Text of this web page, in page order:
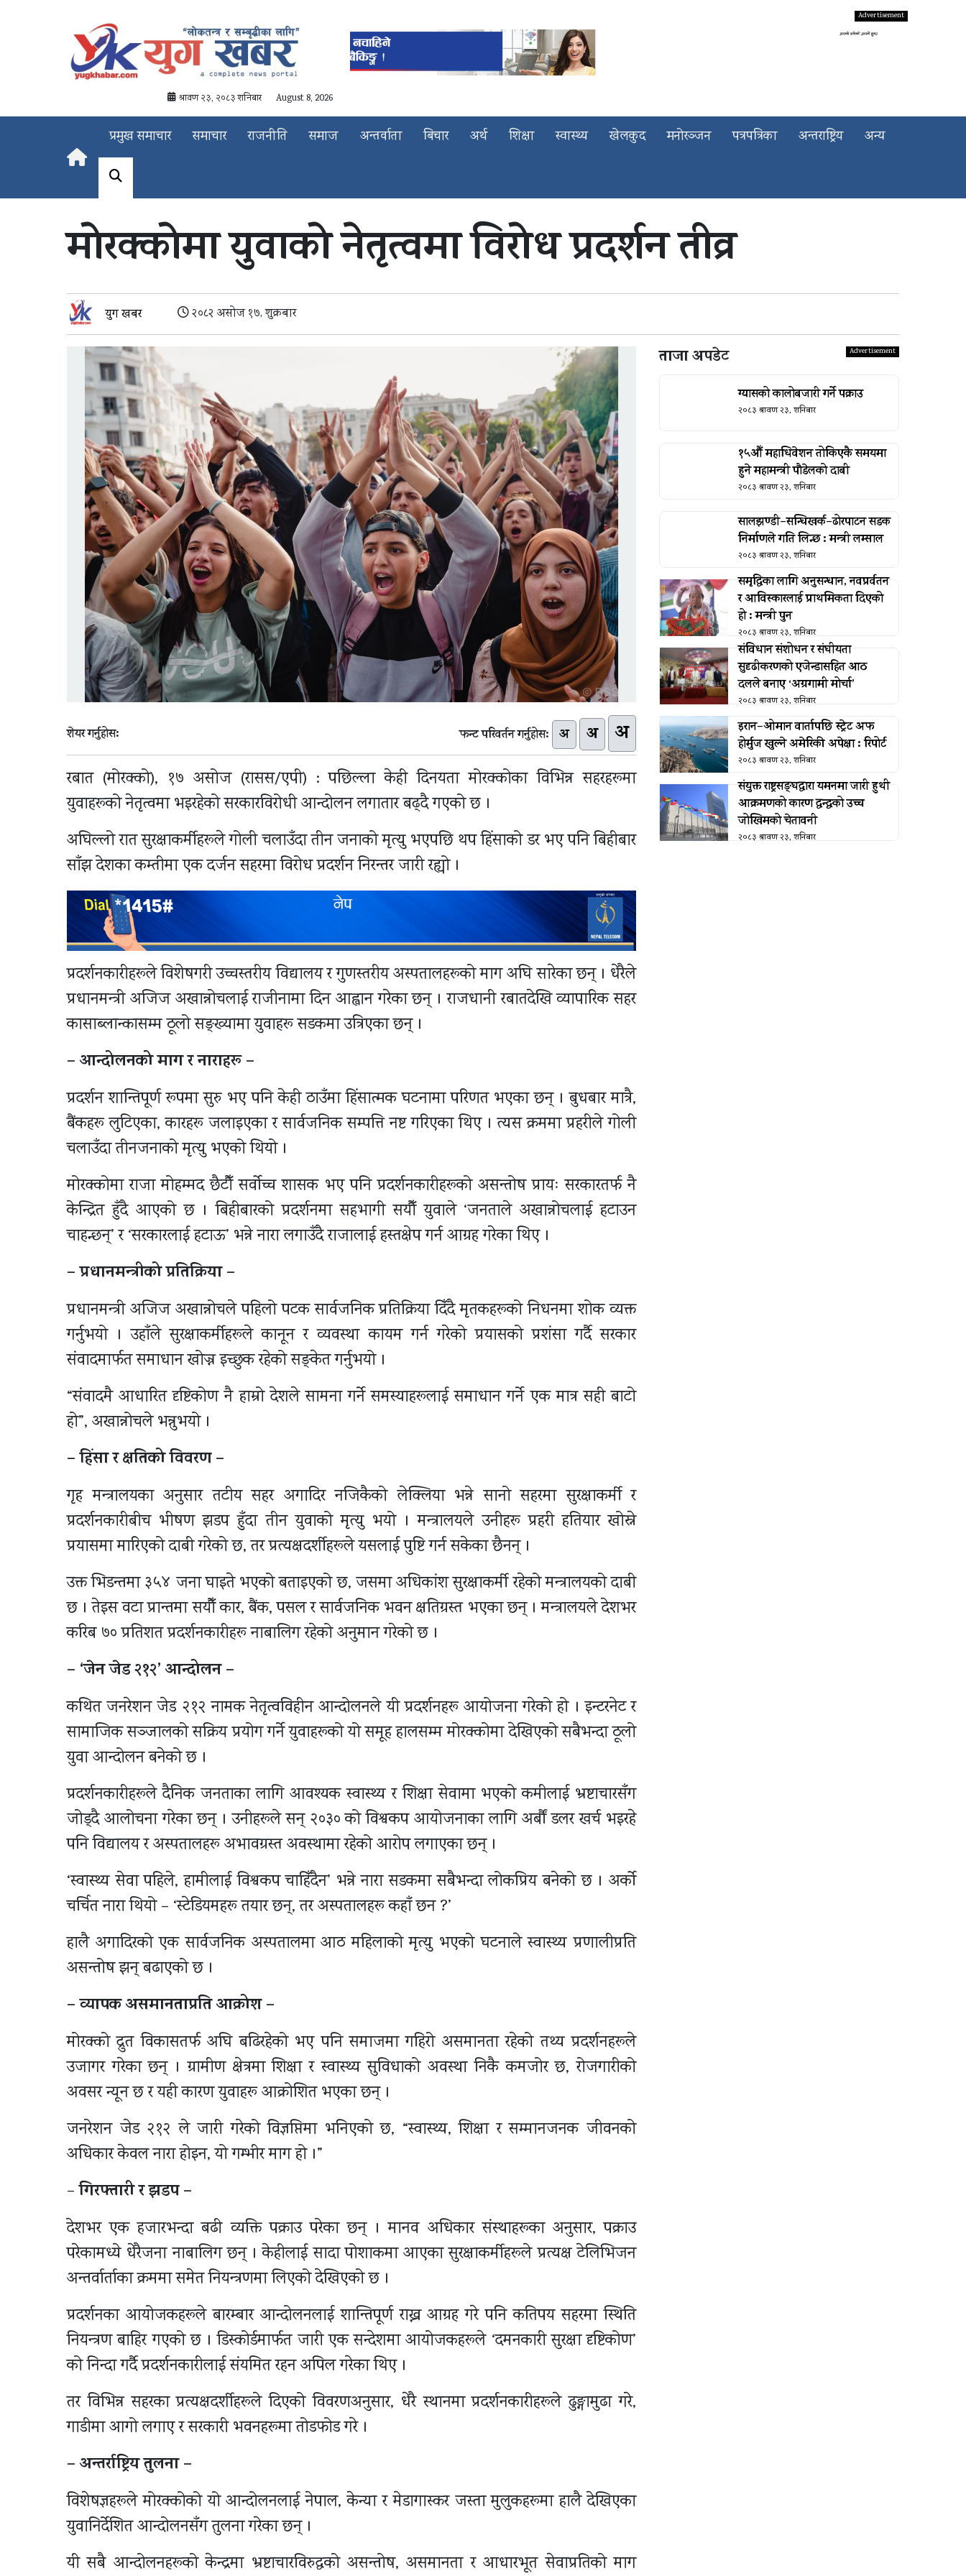
श्रावण २३, २०८३ शनिबार August 8, 2026
प्रमुख समाचार समाचार राजनीति समाज अन्तर्वाता बिचार अर्थ शिक्षा स्वास्थ्य खेलकुद मनोरञ्जन पत्रपत्रिका अन्तराष्ट्रिय अन्य
मोरक्कोमा युवाको नेतृत्वमा विरोध प्रदर्शन तीव्र
युग खबर २०८२ असोज १७, शुक्रबार
शेयर गर्नुहोस: फन्ट परिवर्तन गर्नुहोस: अ अ अ
रबात (मोरक्को), १७ असोज (रासस/एपी) : पछिल्ला केही दिनयता मोरक्कोका विभिन्न सहरहरूमा
युवाहरूको नेतृत्वमा भइरहेको सरकारविरोधी आन्दोलन लगातार बढ्दै गएको छ ।
अघिल्लो रात सुरक्षाकर्मीहरूले गोली चलाउँदा तीन जनाको मृत्यु भएपछि थप हिंसाको डर भए पनि बिहीबार
साँझ देशका कम्तीमा एक दर्जन सहरमा विरोध प्रदर्शन निरन्तर जारी रह्यो ।
प्रदर्शनकारीहरूले विशेषगरी उच्चस्तरीय विद्यालय र गुणस्तरीय अस्पतालहरूको माग अघि सारेका छन् । धेरैले
प्रधानमन्त्री अजिज अखान्नोचलाई राजीनामा दिन आह्वान गरेका छन् । राजधानी रबातदेखि व्यापारिक सहर
कासाब्लान्कासम्म ठूलो सङ्ख्यामा युवाहरू सडकमा उत्रिएका छन् ।
– आन्दोलनको माग र नाराहरू –
प्रदर्शन शान्तिपूर्ण रूपमा सुरु भए पनि केही ठाउँमा हिंसात्मक घटनामा परिणत भएका छन् । बुधबार मात्रै,
बैंकहरू लुटिएका, कारहरू जलाइएका र सार्वजनिक सम्पत्ति नष्ट गरिएका थिए । त्यस क्रममा प्रहरीले गोली
चलाउँदा तीनजनाको मृत्यु भएको थियो ।
मोरक्कोमा राजा मोहम्मद छैटौँ सर्वोच्च शासक भए पनि प्रदर्शनकारीहरूको असन्तोष प्रायः सरकारतर्फ नै
केन्द्रित हुँदै आएको छ । बिहीबारको प्रदर्शनमा सहभागी सयौँ युवाले ‘जनताले अखान्नोचलाई हटाउन
चाहन्छन्’ र ‘सरकारलाई हटाऊ’ भन्ने नारा लगाउँदै राजालाई हस्तक्षेप गर्न आग्रह गरेका थिए ।
– प्रधानमन्त्रीको प्रतिक्रिया –
प्रधानमन्त्री अजिज अखान्नोचले पहिलो पटक सार्वजनिक प्रतिक्रिया दिँदै मृतकहरूको निधनमा शोक व्यक्त
गर्नुभयो । उहाँले सुरक्षाकर्मीहरूले कानून र व्यवस्था कायम गर्न गरेको प्रयासको प्रशंसा गर्दै सरकार
संवादमार्फत समाधान खोज्न इच्छुक रहेको सङ्केत गर्नुभयो ।
“संवादमै आधारित दृष्टिकोण नै हाम्रो देशले सामना गर्ने समस्याहरूलाई समाधान गर्ने एक मात्र सही बाटो
हो”, अखान्नोचले भन्नुभयो ।
– हिंसा र क्षतिको विवरण –
गृह मन्त्रालयका अनुसार तटीय सहर अगादिर नजिकैको लेक्लिया भन्ने सानो सहरमा सुरक्षाकर्मी र
प्रदर्शनकारीबीच भीषण झडप हुँदा तीन युवाको मृत्यु भयो । मन्त्रालयले उनीहरू प्रहरी हतियार खोस्ने
प्रयासमा मारिएको दाबी गरेको छ, तर प्रत्यक्षदर्शीहरूले यसलाई पुष्टि गर्न सकेका छैनन् ।
उक्त भिडन्तमा ३५४ जना घाइते भएको बताइएको छ, जसमा अधिकांश सुरक्षाकर्मी रहेको मन्त्रालयको दाबी
छ । तेइस वटा प्रान्तमा सयौँ कार, बैंक, पसल र सार्वजनिक भवन क्षतिग्रस्त भएका छन् । मन्त्रालयले देशभर
करिब ७० प्रतिशत प्रदर्शनकारीहरू नाबालिग रहेको अनुमान गरेको छ ।
– ‘जेन जेड २१२’ आन्दोलन –
कथित जनरेशन जेड २१२ नामक नेतृत्वविहीन आन्दोलनले यी प्रदर्शनहरू आयोजना गरेको हो । इन्टरनेट र
सामाजिक सञ्जालको सक्रिय प्रयोग गर्ने युवाहरूको यो समूह हालसम्म मोरक्कोमा देखिएको सबैभन्दा ठूलो
युवा आन्दोलन बनेको छ ।
प्रदर्शनकारीहरूले दैनिक जनताका लागि आवश्यक स्वास्थ्य र शिक्षा सेवामा भएको कमीलाई भ्रष्टाचारसँग
जोड्दै आलोचना गरेका छन् । उनीहरूले सन् २०३० को विश्वकप आयोजनाका लागि अर्बौं डलर खर्च भइरहे
पनि विद्यालय र अस्पतालहरू अभावग्रस्त अवस्थामा रहेको आरोप लगाएका छन् ।
‘स्वास्थ्य सेवा पहिले, हामीलाई विश्वकप चाहिँदैन’ भन्ने नारा सडकमा सबैभन्दा लोकप्रिय बनेको छ । अर्को
चर्चित नारा थियो – ‘स्टेडियमहरू तयार छन्, तर अस्पतालहरू कहाँ छन ?’
हालै अगादिरको एक सार्वजनिक अस्पतालमा आठ महिलाको मृत्यु भएको घटनाले स्वास्थ्य प्रणालीप्रति
असन्तोष झन् बढाएको छ ।
– व्यापक असमानताप्रति आक्रोश –
मोरक्को द्रुत विकासतर्फ अघि बढिरहेको भए पनि समाजमा गहिरो असमानता रहेको तथ्य प्रदर्शनहरूले
उजागर गरेका छन् । ग्रामीण क्षेत्रमा शिक्षा र स्वास्थ्य सुविधाको अवस्था निकै कमजोर छ, रोजगारीको
अवसर न्यून छ र यही कारण युवाहरू आक्रोशित भएका छन् ।
जनरेशन जेड २१२ ले जारी गरेको विज्ञप्तिमा भनिएको छ, “स्वास्थ्य, शिक्षा र सम्मानजनक जीवनको
अधिकार केवल नारा होइन, यो गम्भीर माग हो ।”
–गिरफ्तारी र झडप –
देशभर एक हजारभन्दा बढी व्यक्ति पक्राउ परेका छन् । मानव अधिकार संस्थाहरूका अनुसार, पक्राउ
परेकामध्ये धेरैजना नाबालिग छन् । केहीलाई सादा पोशाकमा आएका सुरक्षाकर्मीहरूले प्रत्यक्ष टेलिभिजन
अन्तर्वार्ताका क्रममा समेत नियन्त्रणमा लिएको देखिएको छ ।
प्रदर्शनका आयोजकहरूले बारम्बार आन्दोलनलाई शान्तिपूर्ण राख्न आग्रह गरे पनि कतिपय सहरमा स्थिति
नियन्त्रण बाहिर गएको छ । डिस्कोर्डमार्फत जारी एक सन्देशमा आयोजकहरूले ‘दमनकारी सुरक्षा दृष्टिकोण’
को निन्दा गर्दै प्रदर्शनकारीलाई संयमित रहन अपिल गरेका थिए ।
तर विभिन्न सहरका प्रत्यक्षदर्शीहरूले दिएको विवरणअनुसार, धेरै स्थानमा प्रदर्शनकारीहरूले ढुङ्गामुढा गरे,
गाडीमा आगो लगाए र सरकारी भवनहरूमा तोडफोड गरे ।
– अन्तर्राष्ट्रिय तुलना –
विशेषज्ञहरूले मोरक्कोको यो आन्दोलनलाई नेपाल, केन्या र मेडागास्कर जस्ता मुलुकहरूमा हालै देखिएका
युवानिर्देशित आन्दोलनसँग तुलना गरेका छन् ।
यी सबै आन्दोलनहरूको केन्द्रमा भ्रष्टाचारविरुद्धको असन्तोष, असमानता र आधारभूत सेवाप्रतिको माग
ताजा अपडेट
ग्यासको कालोबजारी गर्ने पक्राउ
२०८३ श्रावण २३, शनिबार
१५औँ महाधिवेशन तोकिएकै समयमा
हुने महामन्त्री पौडेलको दाबी
२०८३ श्रावण २३, शनिबार
सालझण्डी–सन्धिखर्क–ढोरपाटन सडक
निर्माणले गति लिन्छ : मन्त्री लम्साल
२०८३ श्रावण २३, शनिबार
समृद्धिका लागि अनुसन्धान, नवप्रर्वतन
र आविस्कारलाई प्राथमिकता दिएको
हो : मन्त्री पुन
२०८३ श्रावण २३, शनिबार
संविधान संशोधन र संघीयता
सुदृढीकरणको एजेन्डासहित आठ
दलले बनाए ‘अग्रगामी मोर्चा’
२०८३ श्रावण २३, शनिबार
इरान–ओमान वार्तापछि स्ट्रेट अफ
होर्मुज खुल्ने अमेरिकी अपेक्षा : रिपोर्ट
२०८३ श्रावण २३, शनिबार
संयुक्त राष्ट्रसङ्घद्वारा यमनमा जारी हुथी
आक्रमणको कारण द्वन्द्वको उच्च
जोखिमको चेतावनी
२०८३ श्रावण २३, शनिबार